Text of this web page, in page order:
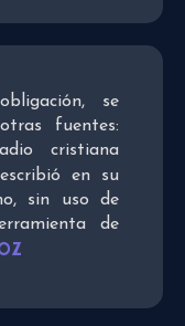
se
fuentes:
cristiana
en su
sin uso de
de